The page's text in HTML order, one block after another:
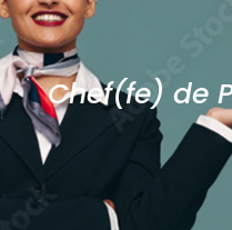
Rejoignez LTd
Contactez-nous
Chef(fe) de